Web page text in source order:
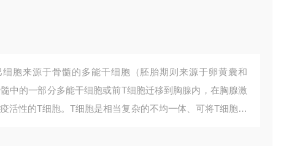
中的一部分多能干细胞或前T细胞迁移到胸腺内，在胸腺激
活性的T细胞。T细胞是相当复杂的不均一体、可将T细胞分